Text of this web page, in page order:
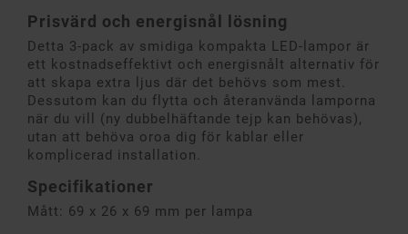
Prisvärd och energisnål lösning
Detta 3-pack av smidiga kompakta LED-lampor är
ett kostnadseffektivt och energisnålt alternativ för
att skapa extra ljus där det behövs som mest.
Dessutom kan du flytta och återanvända lamporna
när du vill (ny dubbelhäftande tejp kan behövas),
utan att behöva oroa dig för kablar eller
komplicerad installation.
Specifikationer
Mått: 69 x 26 x 69 mm per lampa